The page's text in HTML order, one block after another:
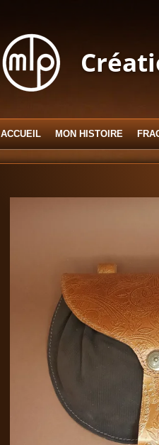
ACCUEIL MON HISTOIRE